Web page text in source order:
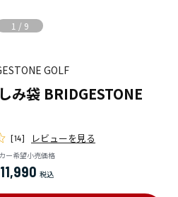
1 / 9
GOLF
み袋 BRIDGESTONE
[14] レビューを見る
ー希望小売価格